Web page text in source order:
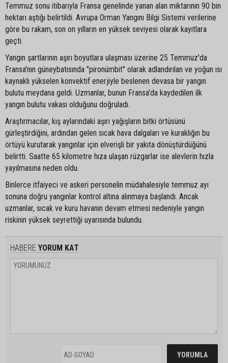
Temmuz sonu itibarıyla Fransa genelinde yanan alan miktarının 90 bin
hektarı aştığı belirtildi. Avrupa Orman Yangını Bilgi Sistemi verilerine
göre bu rakam, son on yılların en yüksek seviyesi olarak kayıtlara
geçti.
Yangın şartlarının aşırı boyutlara ulaşması üzerine 25 Temmuz'da
Fransa'nın güneybatısında "pironümbit" olarak adlandırılan ve yoğun ısı
kaynaklı yükselen konvektif enerjiyle beslenen devasa bir yangın
bulutu meydana geldi. Uzmanlar, bunun Fransa'da kaydedilen ilk
yangın bulutu vakası olduğunu doğruladı.
Araştırmacılar, kış aylarındaki aşırı yağışların bitki örtüsünü
gürleştirdiğini, ardından gelen sıcak hava dalgaları ve kuraklığın bu
örtüyü kurutarak yangınlar için elverişli bir yakıta dönüştürdüğünü
belirtti. Saatte 65 kilometre hıza ulaşan rüzgarlar ise alevlerin hızla
yayılmasına neden oldu.
Binlerce itfaiyeci ve askeri personelin müdahalesiyle temmuz ayı
sonuna doğru yangınlar kontrol altına alınmaya başlandı. Ancak
uzmanlar, sıcak ve kuru havanın devam etmesi nedeniyle yangın
riskinin yüksek seyrettiği uyarısında bulundu.
HABERE YORUM KAT